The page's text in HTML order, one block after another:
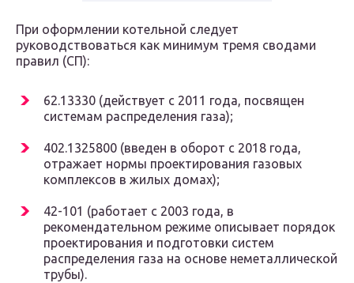
При оформлении котельной следует
руководствоваться как минимум тремя сводами
правил (СП):
62.13330 (действует с 2011 года, посвящен
системам распределения газа);
402.1325800 (введен в оборот с 2018 года,
отражает нормы проектирования газовых
комплексов в жилых домах);
42-101 (работает с 2003 года, в
рекомендательном режиме описывает порядок
проектирования и подготовки систем
распределения газа на основе неметаллической
трубы).